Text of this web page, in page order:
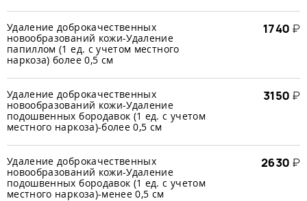
Удаление доброкачественных
новообразований кожи-Удаление
папиллом (1 ед. с учетом местного
наркоза) более 0,5 см
1740 ₽
Удаление доброкачественных
новообразований кожи-Удаление
подошвенных бородавок (1 ед. с учетом
местного наркоза)-более 0,5 см
3150 ₽
Удаление доброкачественных
новообразований кожи-Удаление
подошвенных бородавок (1 ед. с учетом
местного наркоза)-менее 0,5 см
2630 ₽